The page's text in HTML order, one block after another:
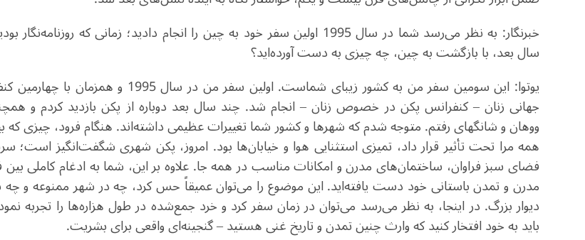
سال بعد، با بازگشت به چین، چه چیزی به دست آورده‌اید؟
یوتوا: این سومین سفر من به کشور زیبای شماست. اولین سفر من در سال 1995 و
جهانی زنان – کنفرانس پکن در خصوص زنان – انجام شد. چند سال بعد دوباره از پکن بازدید کردم و
ووهان و شانگهای رفتم. متوجه شدم که شهرها و کشور شما تغییرات عظیمی داشته‌اند. هنگام فرود، چیزی که
همه مرا تحت تأثیر قرار داد، تمیزی استثنایی هوا و خیابان‌ها بود. امروز، پکن شهری شگفت‌انگیز است؛
فضای سبز فراوان، ساختمان‌های مدرن و امکانات مناسب در همه جا. علاوه بر این، شما به ادغام کاملی بین
مدرن و تمدن باستانی خود دست یافته‌اید. این موضوع را می‌توان عمیقاً حس کرد، چه در شهر ممنوعه و چه
دیوار بزرگ. در اینجا، به نظر می‌رسد می‌توان در زمان سفر کرد و خرد جمع‌شده در طول هزاره‌ها را تجربه
باید به خود افتخار کنید که وارث چنین تمدن و تاریخ غنی هستید – گنجینه‌ای واقعی برای بشریت.